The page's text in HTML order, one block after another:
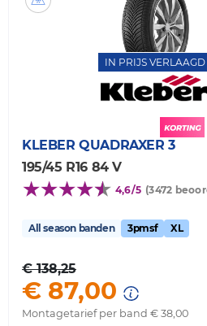
IN PRIJS VERLAAGD
KLEBER QUADRAXER 3
195/45 R16 84 V
4,6/5 (3472
All season banden 3pmsf XL
€ 138,25
€ 87,00
Montagetarief per band € 38,00